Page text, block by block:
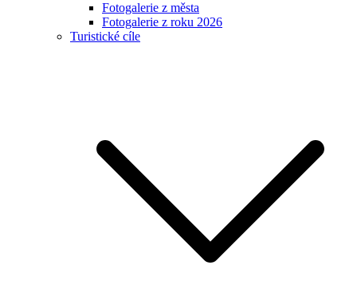
Fotogalerie z města
Fotogalerie z roku 2026
Turistické cíle